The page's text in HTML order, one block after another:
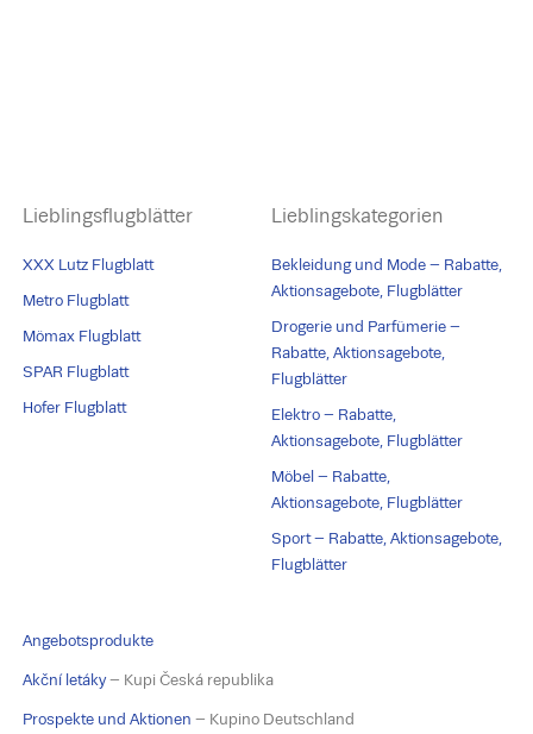
Lieblingsflugblätter
XXX Lutz Flugblatt
Metro Flugblatt
Mömax Flugblatt
SPAR Flugblatt
Hofer Flugblatt
Lieblingskategorien
Bekleidung und Mode – Rabatte,
Aktionsagebote, Flugblätter
Drogerie und Parfümerie –
Rabatte, Aktionsagebote,
Flugblätter
Elektro – Rabatte,
Aktionsagebote, Flugblätter
Möbel – Rabatte,
Aktionsagebote, Flugblätter
Sport – Rabatte, Aktionsagebote,
Flugblätter
Angebotsprodukte
Akční letáky– Kupi Česká republika
Prospekte und Aktionen – Kupino Deutschland